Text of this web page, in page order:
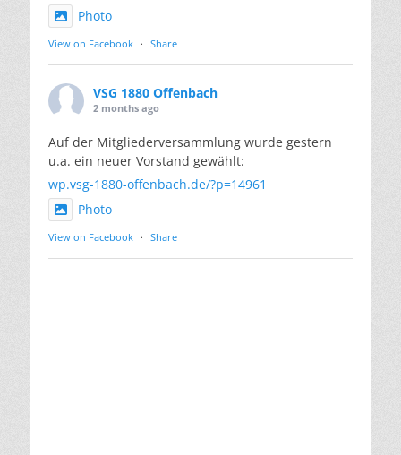
Photo
View on Facebook · Share
VSG 1880 Offenbach
2 months ago
Auf der Mitgliederversammlung wurde gestern
u.a. ein neuer Vorstand gewählt:
wp.vsg-1880-offenbach.de/?p=14961
Photo
View on Facebook · Share